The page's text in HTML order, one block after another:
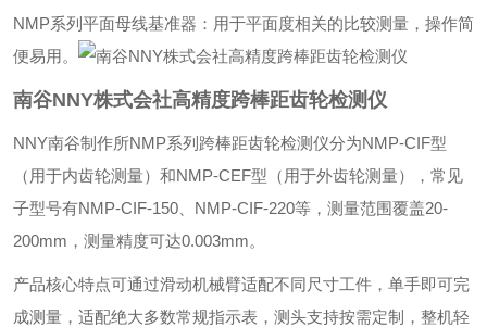
NMP系列平面母线基准器：用于平面度相关的比较测量，操作简
便易用。
南谷NNY株式会社高精度跨棒距齿轮检测仪
NNY南谷制作所NMP系列跨棒距齿轮检测仪分为NMP-CIF型
（用于内齿轮测量）和NMP-CEF型（用于外齿轮测量），常见
子型号有NMP-CIF-150、NMP-CIF-220等，测量范围覆盖20-
200mm，测量精度可达0.003mm。
‌产品核心特点‌可通过滑动机械臂适配不同尺寸工件，单手即可完
成测量，适配绝大多数常规指示表，测头支持按需定制，整机轻